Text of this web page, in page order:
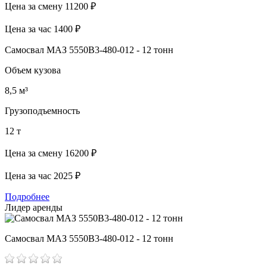
Цена за смену 11200 ₽
Цена за час 1400 ₽
Самосвал МАЗ 5550В3-480-012 - 12 тонн
Объем кузова
8,5 м³
Грузоподъемность
12 т
Цена за смену 16200 ₽
Цена за час 2025 ₽
Подробнее
Лидер аренды
Самосвал МАЗ 5550В3-480-012 - 12 тонн